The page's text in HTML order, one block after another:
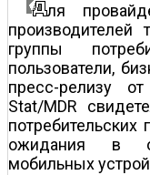
ля
группы
пользователи,
пресс-релизу
Stat/MDR
потребительских
ожидания в
мобильных